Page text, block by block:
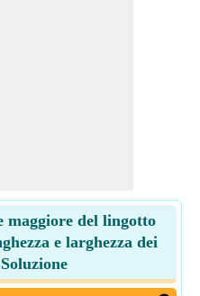
maggiore del lingotto
e larghezza dei